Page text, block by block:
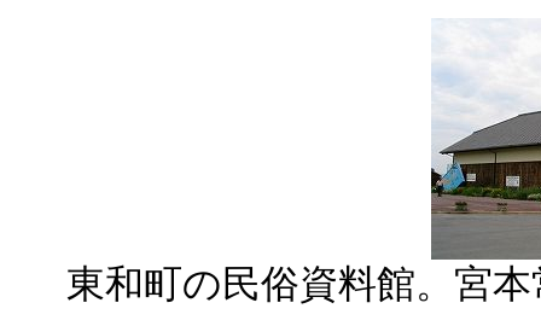
東和町の民俗資料館。宮